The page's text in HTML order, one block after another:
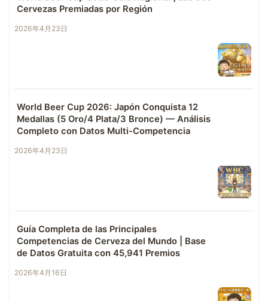
Cervezas Premiadas por Región
2026年4月23日
World Beer Cup 2026: Japón Conquista 12
Medallas (5 Oro/4 Plata/3 Bronce) — Análisis
Completo con Datos Multi-Competencia
2026年4月23日
Guía Completa de las Principales
Competencias de Cerveza del Mundo | Base
de Datos Gratuita con 45,941 Premios
2026年4月16日